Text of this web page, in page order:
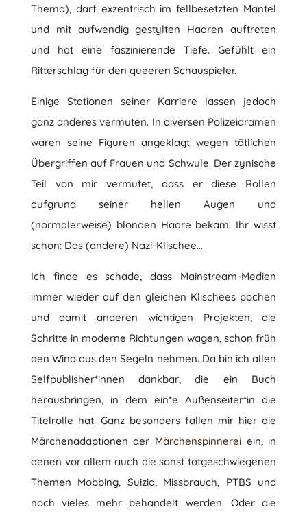
Thema), darf exzentrisch im fellbesetzten Mantel
und mit aufwendig gestylten Haaren auftreten
und hat eine faszinierende Tiefe. Gefühlt ein
Ritterschlag für den queeren Schauspieler.
Einige Stationen seiner Karriere lassen jedoch
ganz anderes vermuten. In diversen Polizeidramen
waren seine Figuren angeklagt wegen tätlichen
Übergriffen auf Frauen und Schwule. Der zynische
Teil von mir vermutet, dass er diese Rollen
aufgrund seiner hellen Augen und
(normalerweise) blonden Haare bekam. Ihr wisst
schon: Das (andere) Nazi-Klischee…
Ich finde es schade, dass Mainstream-Medien
immer wieder auf den gleichen Klischees pochen
und damit anderen wichtigen Projekten, die
Schritte in moderne Richtungen wagen, schon früh
den Wind aus den Segeln nehmen. Da bin ich allen
Selfpublisher*innen dankbar, die ein Buch
herausbringen, in dem ein*e Außenseiter*in die
Titelrolle hat. Ganz besonders fallen mir hier die
Märchenadaptionen der Märchenspinnerei ein, in
denen vor allem auch die sonst totgeschwiegenen
Themen Mobbing, Suizid, Missbrauch, PTBS und
noch vieles mehr behandelt werden. Oder die